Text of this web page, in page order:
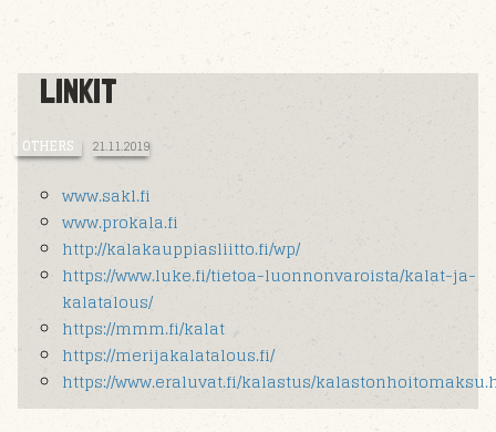
LINKIT
OTHERS 21.11.2019
www.sakl.fi
www.prokala.fi
http://kalakauppiasliitto.fi/wp/
https://www.luke.fi/tietoa-luonnonvaroista/kalat-ja-
kalatalous/
https://mmm.fi/kalat
https://merijakalatalous.fi/
https://www.eraluvat.fi/kalastus/